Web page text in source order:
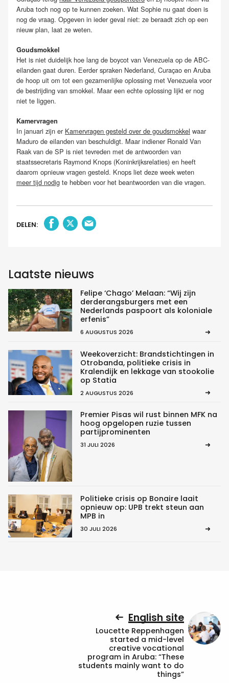
Aruba toch nog op te kunnen zoeken. Wat Sophie nu gaat doen is
nog de vraag. Opgeven in ieder geval niet: ze beraadt zich op een
nieuw plan, laat ze weten.
Goudsmokkel
Het is niet duidelijk hoe lang de boycot van Venezuela op de ABC-
eilanden gaat duren. Eerder spraken Nederland, Curaçao en Aruba
de hoop uit om tot een gezamenlijke oplossing met Venezuela voor
de bestrijding van smokkel. Maar een echte oplossing lijkt er nog
niet te liggen.
Kamervragen
In januari zijn er Kamervragen gesteld over de goudsmokkel waar
Maduro de eilanden van beschuldigt. Maar indiener Ronald Van
Raak van de SP is niet tevreden met de antwoorden van
staatssecretaris Raymond Knops (Koninkrijksrelaties) en heeft
daarom opnieuw vragen gesteld. Knops liet deze week weten
meer tijd nodig te hebben voor het beantwoorden van die vragen.
DELEN:
Laatste nieuws
Felipe ‘Chago’ Melaan: “Wij zijn
derderangsburgers met een
Nederlands paspoort als koloniale
erfenis”
6 AUGUSTUS 2026
Weekoverzicht: Brandstichtingen in
Otrobanda, politieke crisis in
Kralendijk en lekkage van stookolie
op Statia
2 AUGUSTUS 2026
Premier Pisas wil rust binnen MFK na
hoog opgelopen ruzie tussen
partijprominenten
31 JULI 2026
Politieke crisis op Bonaire laait
opnieuw op: UPB trekt steun aan
MPB in
30 JULI 2026
English site
Loucette Reppenhagen
started a mid-level
creative vocational
program in Aruba: “These
students mainly want to do
things”